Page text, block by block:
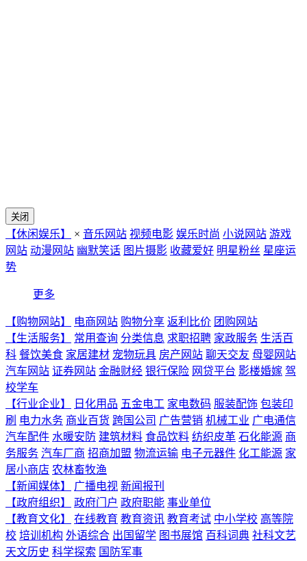
关闭
【休闲娱乐】 × 音乐网站 视频电影 娱乐时尚 小说网站 游戏
网站 动漫网站 幽默笑话 图片摄影 收藏爱好 明星粉丝 星座运
势
更多
【购物网站】 电商网站 购物分享 返利比价 团购网站
【生活服务】
常用查询 分类信息 求职招聘 家政服务 生活百
科 餐饮美食 家居建材 宠物玩具 房产网站 聊天交友 母婴网站
汽车网站 证券网站 金融财经 银行保险 网贷平台 影楼婚嫁 驾
校学车
【行业企业】
日化用品 五金电工 家电数码 服装配饰 包装印
刷 电力水务 商业百货 跨国公司 广告营销 机械工业 广电通信
汽车配件 水暖安防 建筑材料 食品饮料 纺织皮革 石化能源 商
务服务 汽车厂商 招商加盟 物流运输 电子元器件 化工能源 家
居小商店 农林畜牧渔
【新闻媒体】
广播电视 新闻报刊
【政府组织】
政府门户 政府职能 事业单位
【教育文化】
在线教育 教育资讯 教育考试 中小学校 高等院
校 培训机构 外语综合 出国留学 图书展馆 百科词典 社科文艺
天文历史 科学探索 国防军事